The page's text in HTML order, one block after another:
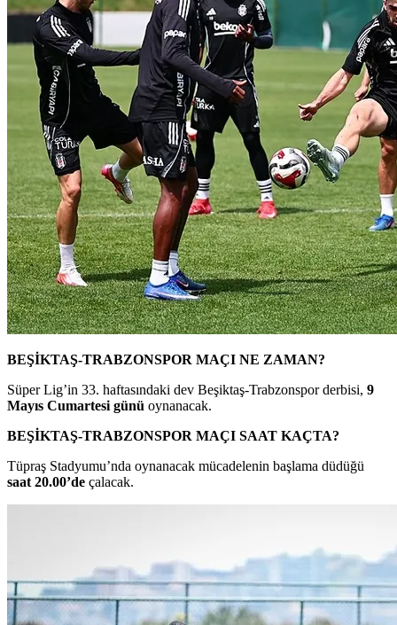
BEŞİKTAŞ-TRABZONSPOR MAÇI NE ZAMAN?
Süper Lig’in 33. haftasındaki dev Beşiktaş-Trabzonspor derbisi, 9
Mayıs Cumartesi günü oynanacak.
BEŞİKTAŞ-TRABZONSPOR MAÇI SAAT KAÇTA?
Tüpraş Stadyumu’nda oynanacak mücadelenin başlama düdüğü
saat 20.00’de çalacak.